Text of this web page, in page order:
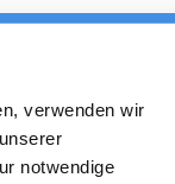
verwenden wir
notwendige
des ICS